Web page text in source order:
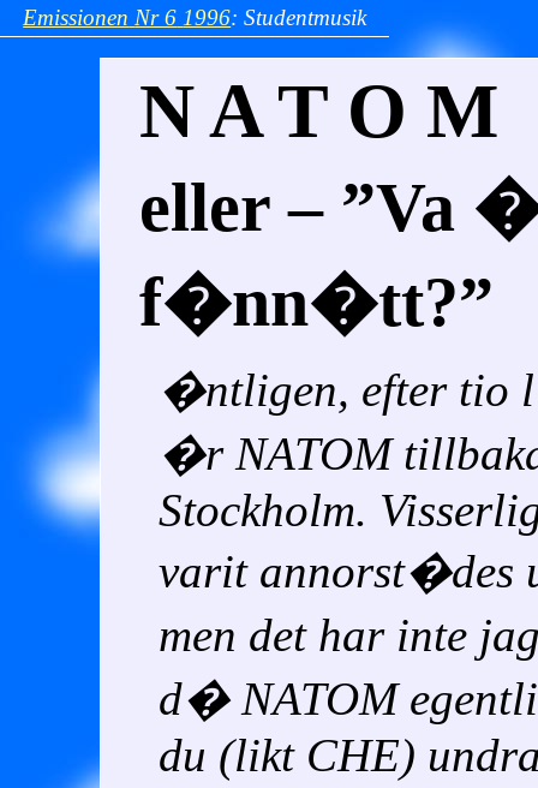
Emissionen Nr 6 1996:Studentmusik
N A T O M
eller –
Va
f�nn�tt?
�ntligen, efter
�r NATOM
Stockholm.
varit annorst�des
men det har inte
d� NATOM
du (likt CHE)